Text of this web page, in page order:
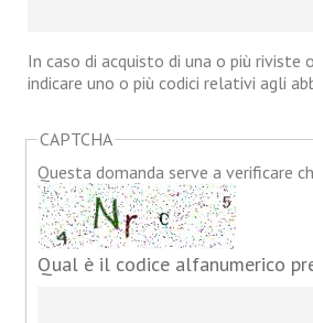
In caso di acquisto di una o più riviste
indicare uno o più codici relativi agli
CAPTCHA
Questa domanda serve a verificare
Qual è il codice alfanumerico